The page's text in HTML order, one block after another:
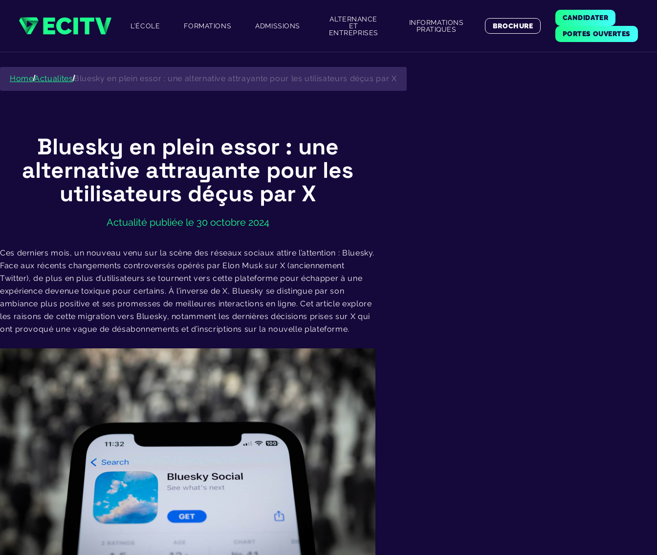
content
L’ÉCOLE FORMATIONS ADMISSIONS
ALTERNANCE
ET
ENTREPRISES
INFORMATIONS
PRATIQUES
BROCHURE
CANDIDATER
PORTES OUVERTES
HomeActualitesBluesky en plein essor : une alternative attrayante pour les utilisateurs déçus par X
Bluesky en plein essor : une
alternative attrayante pour les
utilisateurs déçus par X
Actualité publiée le 30 octobre 2024
Ces derniers mois, un nouveau venu sur la scène des réseaux sociaux attire l’attention : Bluesky.
Face aux récents changements controversés opérés par Elon Musk sur X (anciennement
Twitter), de plus en plus d’utilisateurs se tournent vers cette plateforme pour échapper à une
expérience devenue toxique pour certains. À l’inverse de X, Bluesky se distingue par son
ambiance plus positive et ses promesses de meilleures interactions en ligne. Cet article explore
les raisons de cette migration vers Bluesky, notamment les dernières décisions prises sur X qui
ont provoqué une vague de désabonnements et d’inscriptions sur la nouvelle plateforme.